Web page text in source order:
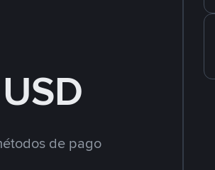
de pago